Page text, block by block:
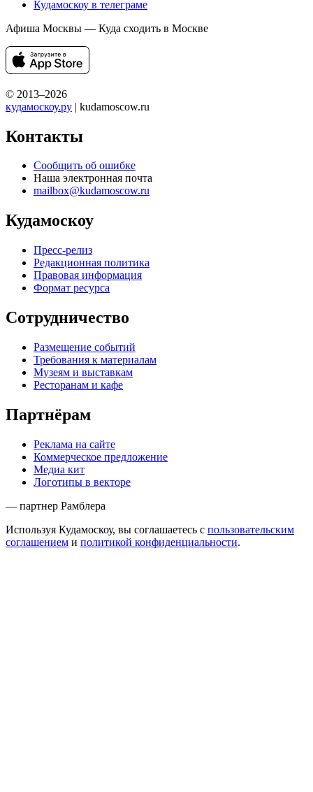
Кудамоскоу в телеграме
Афиша Москвы — Куда сходить в Москве
© 2013–2026
кудамоскоу.ру | kudamoscow.ru
Контакты
Сообщить об ошибке
Наша электронная почта
mailbox@kudamoscow.ru
Кудамоскоу
Пресс-релиз
Редакционная политика
Правовая информация
Формат ресурса
Сотрудничество
Размещение событий
Требования к материалам
Музеям и выставкам
Ресторанам и кафе
Партнёрам
Реклама на сайте
Коммерческое предложение
Медиа кит
Логотипы в векторе
— партнер Рамблера
Используя Кудамоскоу, вы соглашаетесь с пользовательским
соглашением и политикой конфиденциальности.